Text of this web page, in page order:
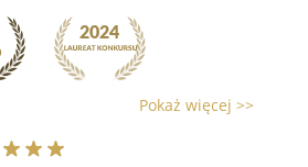
Pokaż więcej >>